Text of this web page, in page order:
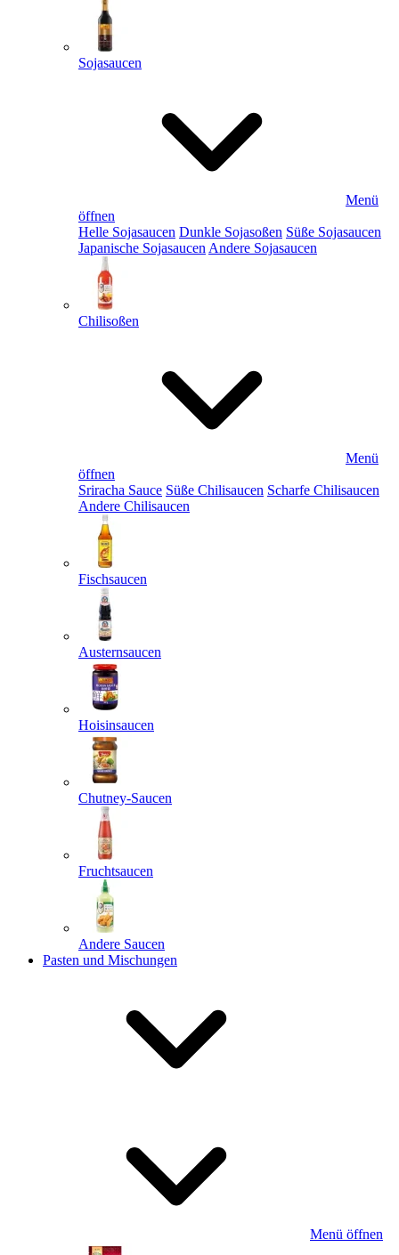
Sojasaucen
Menü
öffnen
Helle Sojasaucen Dunkle Sojasoßen Süße Sojasaucen
Japanische Sojasaucen Andere Sojasaucen
Chilisoßen
Menü
öffnen
Sriracha Sauce Süße Chilisaucen Scharfe Chilisaucen
Andere Chilisaucen
Fischsaucen
Austernsaucen
Hoisinsaucen
Chutney-Saucen
Fruchtsaucen
Andere Saucen
Pasten und Mischungen
Menü öffnen